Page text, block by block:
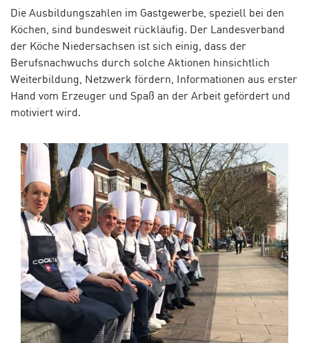
Die Ausbildungszahlen im Gastgewerbe, speziell bei den
Köchen, sind bundesweit rückläufig. Der Landesverband
der Köche Niedersachsen ist sich einig, dass der
Berufsnachwuchs durch solche Aktionen hinsichtlich
Weiterbildung, Netzwerk fördern, Informationen aus erster
Hand vom Erzeuger und Spaß an der Arbeit gefördert und
motiviert wird.